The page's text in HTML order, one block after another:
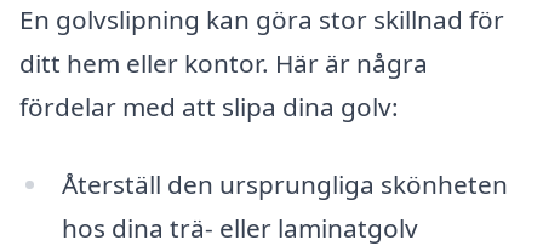
En golvslipning kan göra stor skillnad för
ditt hem eller kontor. Här är några
fördelar med att slipa dina golv:
Återställ den ursprungliga skönheten
hos dina trä- eller laminatgolv